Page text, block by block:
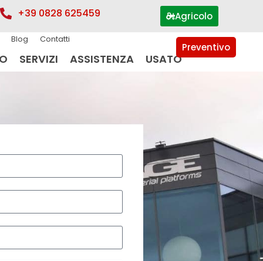
+39 0828 625459 Agricolo
Blog Contatti
SERVIZI ASSISTENZA USATO
Preventivo